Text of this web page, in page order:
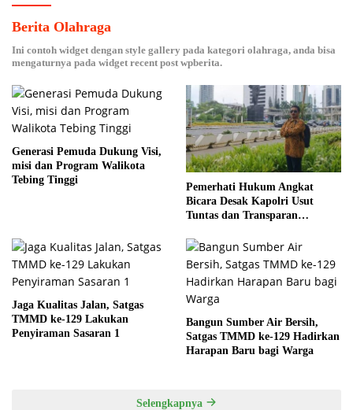
Berita Olahraga
Ini contoh widget dengan style gallery pada kategori olahraga, anda bisa
mengaturnya pada widget recent post wpberita.
Generasi Pemuda Dukung Visi,
misi dan Program Walikota
Tebing Tinggi
Pemerhati Hukum Angkat
Bicara Desak Kapolri Usut
Tuntas dan Transparan
Medan
Jaga Kualitas Jalan, Satgas
TMMD ke-129 Lakukan
Penyiraman Sasaran 1
Bangun Sumber Air Bersih,
Satgas TMMD ke-129 Hadirkan
Harapan Baru bagi Warga
Selengkapnya